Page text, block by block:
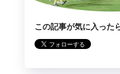
この記事が気に入った